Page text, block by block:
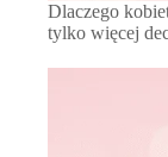
Dlaczego
tylko więcej